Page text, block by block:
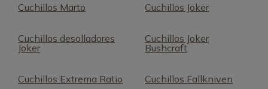
Cuchillos Marto Cuchillos Joker
Cuchillos desolladores
Joker
Cuchillos Joker
Bushcraft
Cuchillos Extrema Ratio Cuchillos Fallkniven